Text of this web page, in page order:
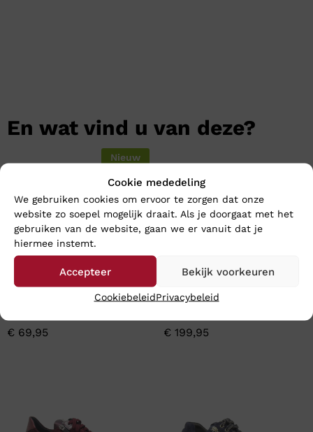
Cookie mededeling
We gebruiken cookies om ervoor te zorgen dat onze
website zo soepel mogelijk draait. Als je doorgaat met het
gebruiken van de website, gaan we er vanuit dat je
hiermee instemt.
Accepteer Bekijk voorkeuren
CookiebeleidPrivacybeleid
En wat vind u van deze?
Nieuw
€ 69,95 € 199,95